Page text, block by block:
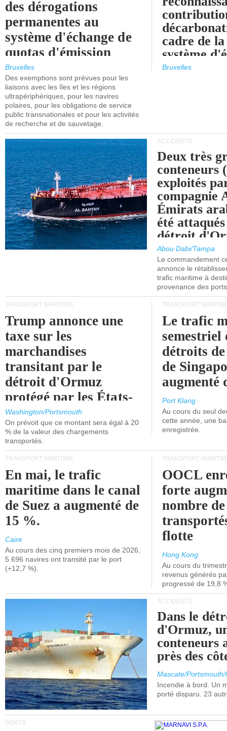
des dérogations
permanentes au
système d'échange de
quotas d'émission
maritimes de l'UE
après 2030.
Bruxelles
Des exemptions sont prévues pour les
liaisons avec les îles et les régions
ultrapériphériques, pour les navires
polaires, pour les obligations de service
public transnationales et pour les activités
de recherche et de sauvetage.
cadre de
système
quotas
Bruxelles
ACCIDENTS
Deux très
conteneurs
exploités
compagnie
Émirats
été
détroit
Abou Dabi/Tampa
Le commandement
annonce le
trafic maritime à
provenance des
TRANSPORT MARITIME
Trump annonce une
taxe sur les
marchandises
transitant par le
détroit d'Ormuz
protégé par les États-
Unis.
Washington/Portsmouth
On prévoit que ce montant sera égal à 20
% de la valeur des chargements
transportés.
TRANSPORT
Le trafic
semestriel
détroits
de
augmenté
Port Klang
Au cours du seul
cette année, une
enregistrée.
TRANSPORT MARITIME
En mai, le trafic
maritime dans le canal
de Suez a augmenté de
15 %.
Caire
Au cours des cinq premiers mois de 2026,
5 696 navires ont transité par le port
(+12,7 %).
TRANSPORT
OOCL
forte
nombre
flotte
Hong Kong
Au cours du
revenus générés
progressé de 19,8
ACCIDENTS
Dans le
d'Ormuz,
conteneurs
près des
Mascate/
Incendie à bord. Un
porté disparu. 23
PORTS